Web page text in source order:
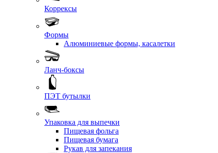
Коррексы
Формы
Алюминиевые формы, касалетки
Ланч-боксы
ПЭТ бутылки
Упаковка для выпечки
Пищевая фольга
Пищевая бумага
Рукав для запекания